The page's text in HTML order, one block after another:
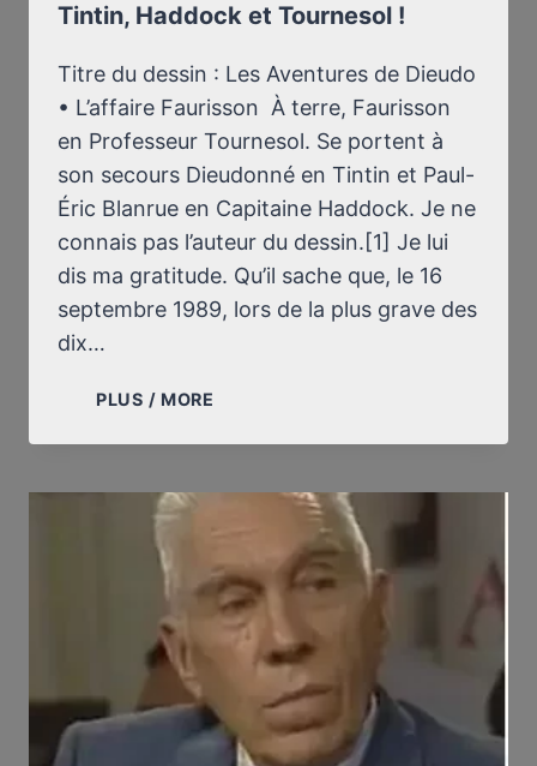
Tintin, Haddock et Tournesol !
Titre du dessin : Les Aventures de Dieudo
• L’affaire Faurisson À terre, Faurisson
en Professeur Tournesol. Se portent à
son secours Dieudonné en Tintin et Paul-
Éric Blanrue en Capitaine Haddock. Je ne
connais pas l’auteur du dessin.[1] Je lui
dis ma gratitude. Qu’il sache que, le 16
septembre 1989, lors de la plus grave des
dix…
PLUS / MORE
ET
HADDOCK
ET
TOURNESOL